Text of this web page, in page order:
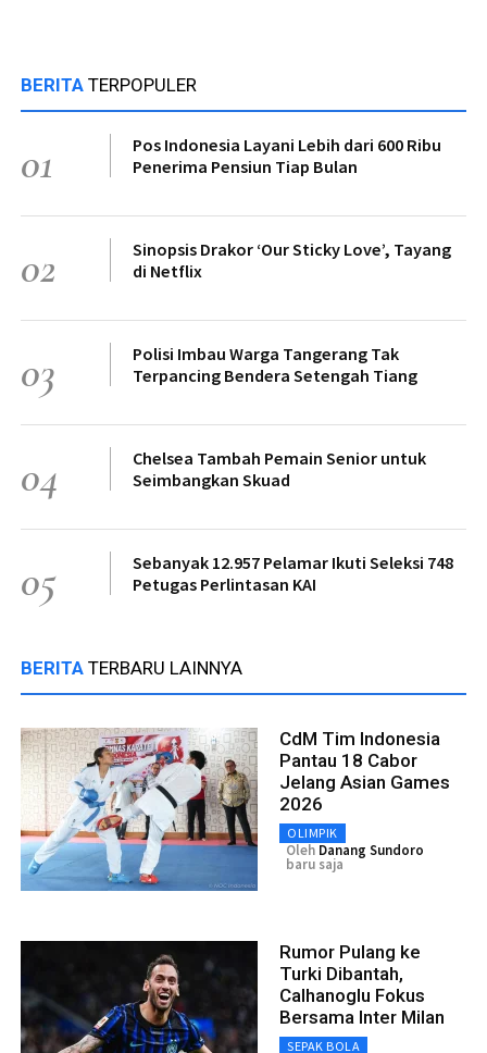
BERITA TERPOPULER
01
Pos Indonesia Layani Lebih dari 600 Ribu
Penerima Pensiun Tiap Bulan
02
Sinopsis Drakor ‘Our Sticky Love’, Tayang
di Netflix
03
Polisi Imbau Warga Tangerang Tak
Terpancing Bendera Setengah Tiang
04
Chelsea Tambah Pemain Senior untuk
Seimbangkan Skuad
05
Sebanyak 12.957 Pelamar Ikuti Seleksi 748
Petugas Perlintasan KAI
BERITA TERBARU LAINNYA
CdM Tim Indonesia
Pantau 18 Cabor
Jelang Asian Games
2026
OLIMPIK
Oleh Danang Sundoro
baru saja
Rumor Pulang ke
Turki Dibantah,
Calhanoglu Fokus
Bersama Inter Milan
SEPAK BOLA